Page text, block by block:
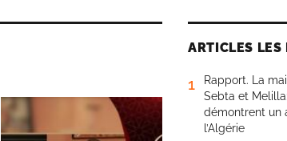
ARTICLES LES
1
Rapport. La
Sebta et
démontrent un
l’Algérie